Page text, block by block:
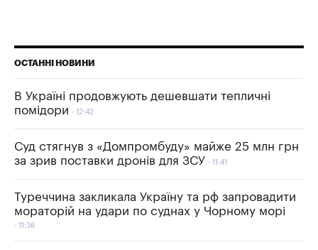
ОСТАННІ НОВИНИ
В Україні продовжують дешевшати тепличні
помідори
12:42
Суд стягнув з «Домпромбуду» майже 25 млн грн
за зрив поставки дронів для ЗСУ
11:41
Туреччина закликала Україну та рф запровадити
мораторій на удари по суднах у Чорному морі
11:36